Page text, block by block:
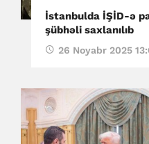
İstanbulda İŞİD-ə
şübhəli saxlanılıb
26 Noyabr 2025